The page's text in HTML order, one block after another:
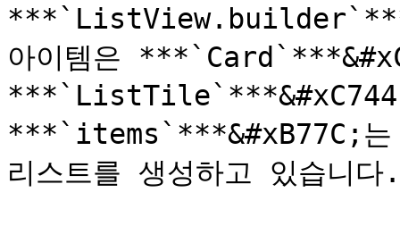
아이템은
***`ListTile`***&#xC744;
***`items`***&#xB77C;는
리스트를 생성하고 있습니다.